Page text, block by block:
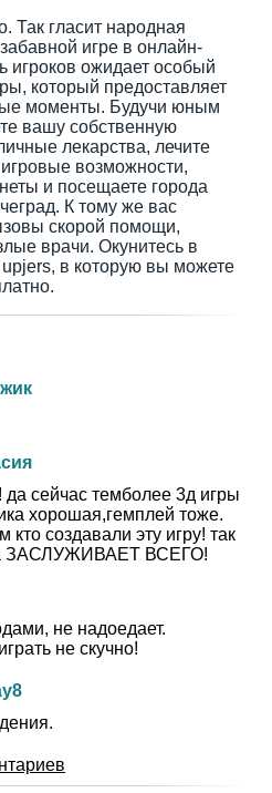
Так гласит народная
игре в онлайн-
игроков ожидает особый
который предоставляет
моменты. Будучи юным
вашу собственную
лекарства, лечите
возможности,
и посещаете города
К тому же вас
скорой помощи,
врачи. Окунитесь в
в которую вы можете
да сейчас темболее 3д игры
хорошая,гемплей тоже.
создавали эту игру! так
ЗАСЛУЖИВАЕТ ВСЕГО!
не надоедает.
не скучно!